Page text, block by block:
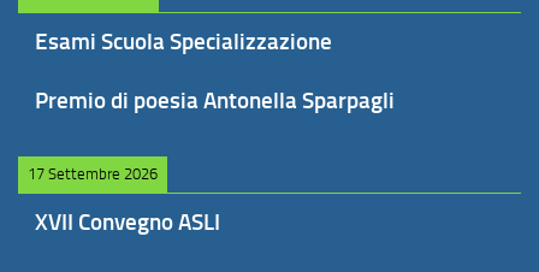
Esami Scuola Specializzazione
Premio di poesia Antonella Sparpagli
17 Settembre 2026
XVII Convegno ASLI